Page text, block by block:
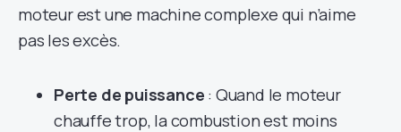
moteur est une machine complexe qui n’aime
pas les excès.
Perte de puissance : Quand le moteur
chauffe trop, la combustion est moins